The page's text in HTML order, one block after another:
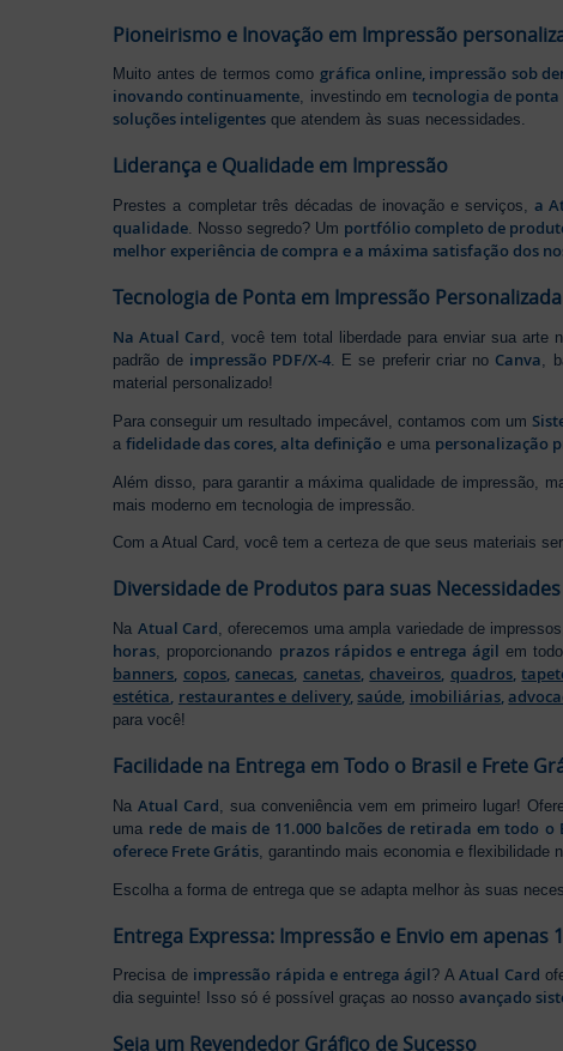
Pioneirismo e Inovação em Impressão
Muito antes de termos como gráfica online, impressão sob
inovando continuamente, investindo em tecnologia de ponta
soluções inteligentes que atendem às suas necessidades.
Liderança e Qualidade em Impressão
Prestes a completar três décadas de inovação e serviços,a
qualidade. Nosso segredo? Um portfólio completo de
melhor experiência de compra e a máxima satisfação dos
Tecnologia de Ponta em Impressão Personalizada
Na Atual Card , você tem total liberdade para enviar sua
padrão de impressão PDF/X-4 . E se preferir criar no Canva ,
material personalizado!
Para conseguir um resultado impecável, contamos com um
afidelidade das cores, alta definição e uma personalização
Além disso, para garantir a máxima qualidade de impressão,
mais moderno em tecnologia de impressão.
Com a Atual Card, você tem a certeza de que seus materiais
Diversidade de Produtos para suas Necessidades
Na Atual Card, oferecemos uma ampla variedade de
horas, proporcionando prazos rápidos e entrega ágil em
banners, copos,canecas, canetas,chaveiros, quadros,
estética, restaurantes e delivery, saúde, imobiliárias,
para você!
Facilidade na Entrega em Todo o Brasil e Frete
NaAtual Card , sua conveniência vem em primeiro lugar!
uma rede de mais de 11.000 balcões de retirada em todo o
oferece Frete Grátis , garantindo mais economia e flexibilidade
Escolha a forma de entrega que se adapta melhor às suas
Entrega Expressa: Impressão e Envio em apenas
Precisa de impressão rápida e entrega ágil? AAtual Card
dia seguinte! Isso só é possível graças ao nossoavançado
Seja um Revendedor Gráfico de Sucesso